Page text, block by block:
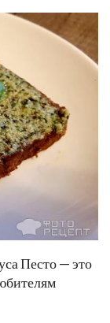
Песто — это